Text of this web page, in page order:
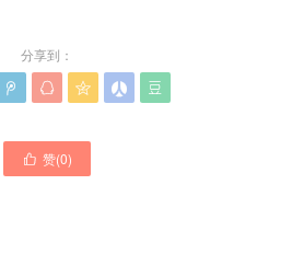
分享到：
    
 赞(0)